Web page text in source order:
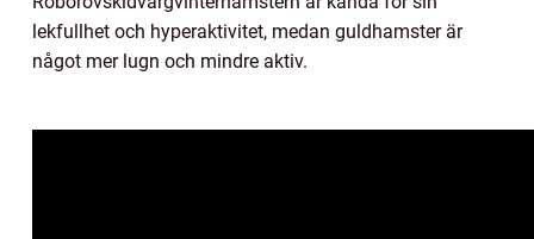
lekfullhet och hyperaktivitet, medan guldhamster är
något mer lugn och mindre aktiv.